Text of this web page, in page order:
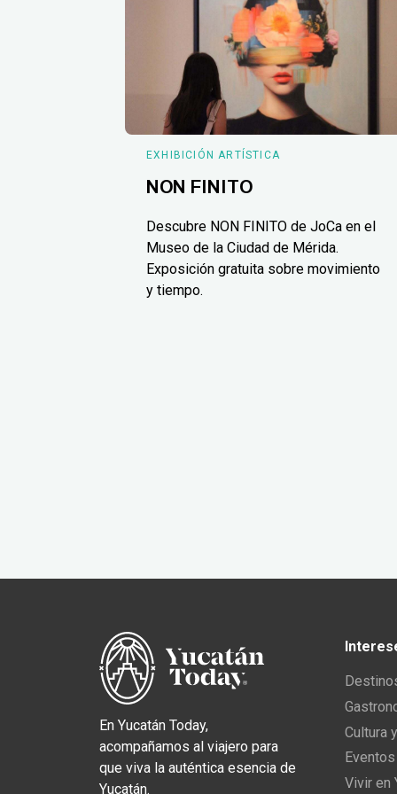
EXHIBICIÓN ARTÍSTICA
NON FINITO
Descubre NON FINITO de JoCa en el
Museo de la Ciudad de Mérida.
Exposición gratuita sobre movimiento
y tiempo.
En Yucatán Today,
acompañamos al viajero para
que viva la auténtica esencia de
Yucatán.
Cultura
Vivir en